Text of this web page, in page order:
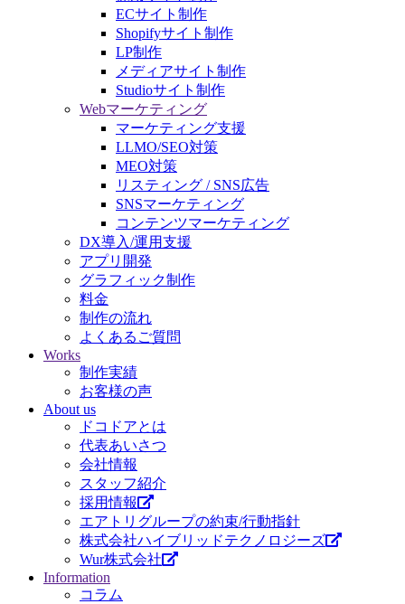
ECサイト制作
Shopifyサイト制作
LP制作
メディアサイト制作
Studioサイト制作
Webマーケティング
マーケティング支援
LLMO/SEO対策
MEO対策
リスティング / SNS広告
SNSマーケティング
コンテンツマーケティング
DX導入/運用支援
アプリ開発
グラフィック制作
料金
制作の流れ
よくあるご質問
Works
制作実績
お客様の声
About us
ドコドアとは
代表あいさつ
会社情報
スタッフ紹介
採用情報
エアトリグループの約束/行動指針
株式会社ハイブリッドテクノロジーズ
Wur株式会社
Information
コラム